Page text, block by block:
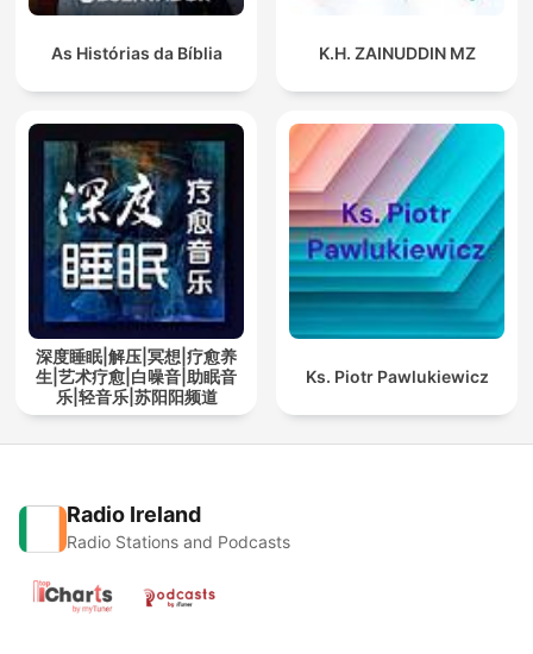
As Histórias da Bíblia K.H. ZAINUDDIN MZ
深度睡眠|解压|冥想|疗愈养
生|艺术疗愈|白噪音|助眠音
乐|轻音乐|苏阳阳频道
Ks. Piotr Pawlukiewicz
Radio Ireland
Radio Stations and Podcasts